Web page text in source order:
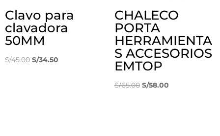
Clavo para
clavadora
50MM
S/45.00 El
S/34.50
CHALECO
PORTA
HERRAMIENTA
S ACCESORIOS
EMTOP
S/65.00 El
S/58.00El